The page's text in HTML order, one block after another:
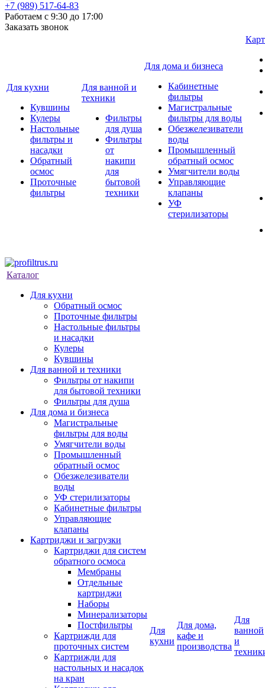
+7 (989) 517-64-83
Работаем с 9:30 до 17:00
Заказать звонок
Для кухни
Кувшины
Кулеры
Настольные
фильтры и
насадки
Обратный
осмос
Проточные
фильтры
Для ванной и
техники
Фильтры
для душа
Фильтры
от
накипи
для
бытовой
техники
Для дома и бизнеса
Кабинетные
фильтры
Магистральные
фильтры для воды
Обезжелезиватели
воды
Промышленный
обратный осмос
Умягчители воды
Управляющие
клапаны
УФ
стерилизаторы
Каталог
Для кухни
Обратный осмос
Проточные фильтры
Настольные фильтры
и насадки
Кулеры
Кувшины
Для ванной и техники
Фильтры от накипи
для бытовой техники
Фильтры для душа
Для дома и бизнеса
Магистральные
фильтры для воды
Умягчители воды
Промышленный
обратный осмос
Обезжелезиватели
воды
УФ стерилизаторы
Кабинетные фильтры
Управляющие
клапаны
Картриджи и загрузки
Картриджи для систем
обратного осмоса
Мембраны
Отдельные
картриджи
Наборы
Минерализаторы
Постфильтры
Картрижди для
проточных систем
Картрижди для
настольных и насадок
на кран
Для
кухни
Для дома,
кафе и
производства
Для
ванной
и